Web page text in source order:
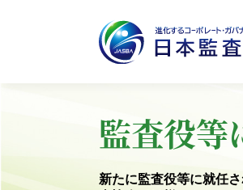
監査役等
新たに監査役等に就任